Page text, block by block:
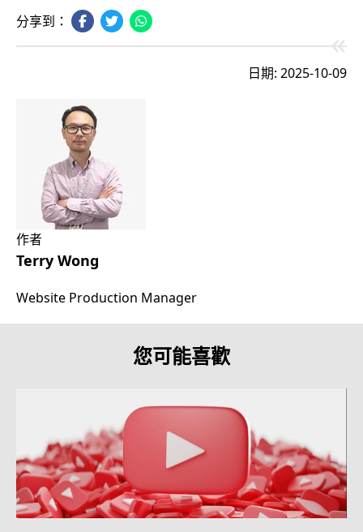
分享到：
日期: 2025-10-09
作者
Terry Wong
Website Production Manager
您可能喜歡